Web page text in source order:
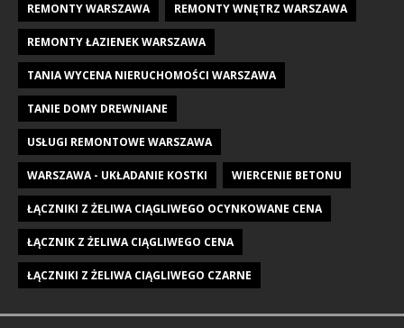
REMONTY WARSZAWA REMONTY WNĘTRZ WARSZAWA
REMONTY ŁAZIENEK WARSZAWA
TANIA WYCENA NIERUCHOMOŚCI WARSZAWA
TANIE DOMY DREWNIANE
USŁUGI REMONTOWE WARSZAWA
WARSZAWA - UKŁADANIE KOSTKI WIERCENIE BETONU
ŁĄCZNIKI Z ŻELIWA CIĄGLIWEGO OCYNKOWANE CENA
ŁĄCZNIK Z ŻELIWA CIĄGLIWEGO CENA
ŁĄCZNIKI Z ŻELIWA CIĄGLIWEGO CZARNE